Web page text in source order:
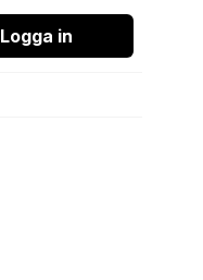
Logga in